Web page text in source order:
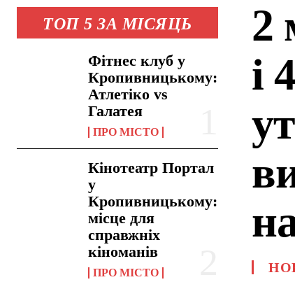
ТОП 5 ЗА МІСЯЦЬ
Фітнес клуб у
Кропивницькому:
Атлетіко vs
Галатея
ПРО МІСТО
Кінотеатр Портал
у
Кропивницькому:
місце для
справжніх
кіноманів
ПРО МІСТО
2
і